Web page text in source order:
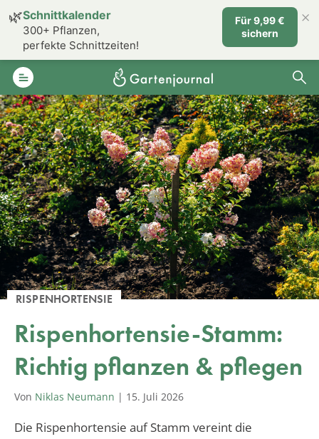
RISPENHORTENSIE
Rispenhortensie-Stamm:
Richtig pflanzen & pflegen
Von Niklas Neumann | 15. Juli 2026
Die Rispenhortensie auf Stamm vereint die
🌿Schnittkalender
300+ Pflanzen,
perfekte Schnittzeiten!
Für 9,99 €
sichern
×